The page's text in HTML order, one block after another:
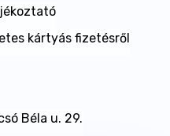
kártyás fizetésről
Béla u. 29.